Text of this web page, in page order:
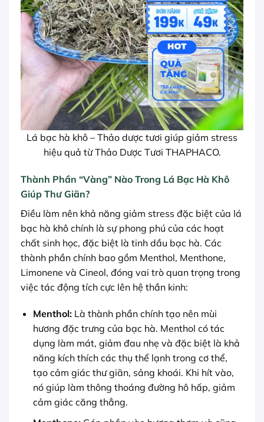
Lá bạc hà khô – Thảo dược tươi giúp giảm stress
hiệu quả từ Thảo Dược Tươi THAPHACO.
Thành Phần “Vàng” Nào Trong Lá Bạc Hà Khô
Giúp Thư Giãn?
Điều làm nên khả năng giảm stress đặc biệt của lá
bạc hà khô chính là sự phong phú của các hoạt
chất sinh học, đặc biệt là tinh dầu bạc hà. Các
thành phần chính bao gồm Menthol, Menthone,
Limonene và Cineol, đóng vai trò quan trọng trong
việc tác động tích cực lên hệ thần kinh:
Menthol:Là thành phần chính tạo nên mùi
hương đặc trưng của bạc hà. Menthol có tác
dụng làm mát, giảm đau nhẹ và đặc biệt là khả
năng kích thích các thụ thể lạnh trong cơ thể,
tạo cảm giác thư giãn, sảng khoái. Khi hít vào,
nó giúp làm thông thoáng đường hô hấp, giảm
cảm giác căng thẳng.